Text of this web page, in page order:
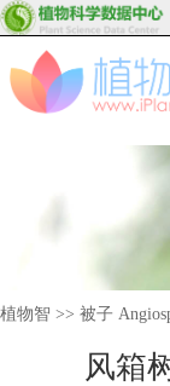
植物智 >> 被子
风箱